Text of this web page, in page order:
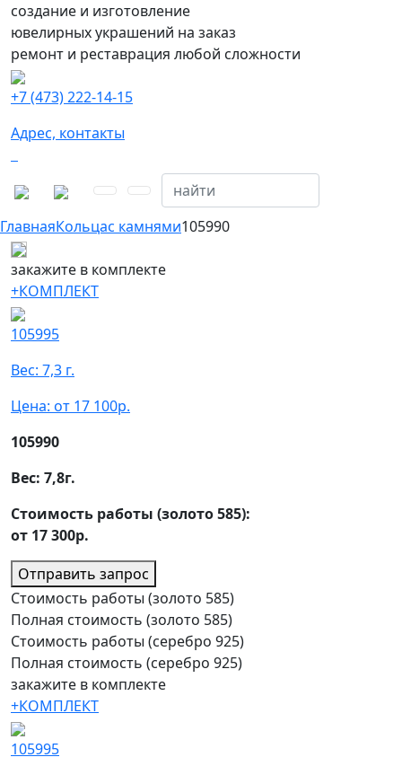
создание и изготовление
ювелирных украшений на заказ
ремонт и реставрация любой сложности
+7 (473) 222-14-15
Адрес, контакты
ГлавнаяКольцас камнями105990
закажите в комплекте
+КОМПЛЕКТ
105995
Вес: 7,3 г.
Цена: от 17 100р.
105990
Вес: 7,8г.
Стоимость работы (золото 585):
от 17 300р.
Отправить запрос
Стоимость работы (золото 585)
Полная стоимость (золото 585)
Стоимость работы (серебро 925)
Полная стоимость (серебро 925)
закажите в комплекте
+КОМПЛЕКТ
105995